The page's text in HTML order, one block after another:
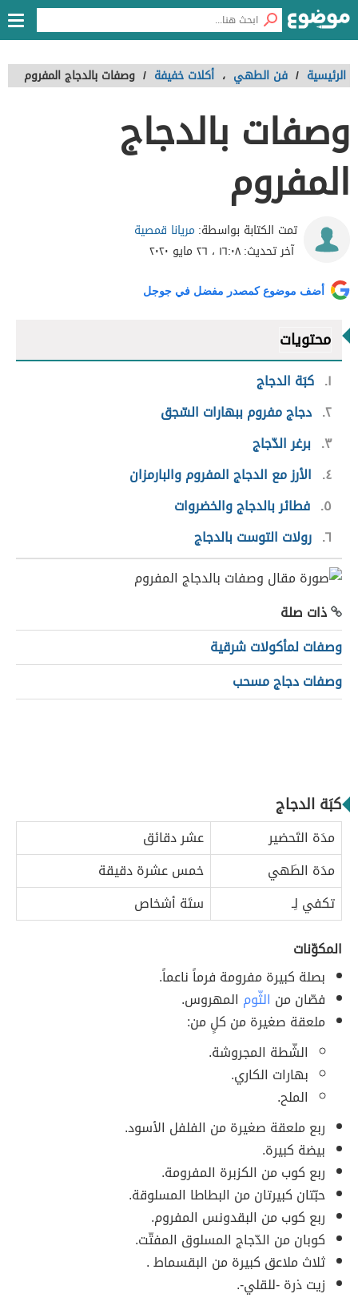
الرئيسية / فن الطهي ، أكلات خفيفة / وصفات بالدجاج المفروم
وصفات بالدجاج
المفروم
تمت الكتابة بواسطة: مريانا قمصية
آخر تحديث:١٦:٠٨ ، ٢٦ مايو ٢٠٢٠
أضف موضوع كمصدر مفضل في جوجل
محتويات
١ كبَة الدجاج
٢ دجاج مفروم ببهارات السّجق
٣ برغر الدّجاج
٤
الأرز مع الدجاج المفروم والبارمزان
٥ فطائر بالدجاج والخضروات
٦ رولات التوست بالدجاج
ذات صلة
وصفات لمأكولات شرقية
وصفات دجاج مسحب
كبَة الدجاج
مدَة التَحضير
عشر دقائق
مدَة الطَهي
خمس عشرة دقيقة
تكفي لِـ
ستَة أشخاص
المكوّنات
بصلة كبيرة مفرومة فرماً ناعماً.
فصّان من الثّوم المهروس.
ملعقة صغيرة من كلٍ من:
الشّطة المجروشة.
بهارات الكاري.
الملح.
ربع ملعقة صغيرة من الفلفل الأسود.
بيضة كبيرة.
ربع كوب من الكزبرة المفرومة.
حبّتان كبيرتان من البطاطا المسلوقة.
ربع كوب من البقدونس المفروم.
كوبان من الدّجاج المسلوق المفتّت.
ثلاث ملاعق كبيرة من البقسماط .
زيت ذرة -للقلي-.